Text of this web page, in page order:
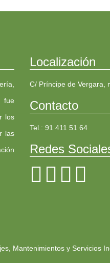
fue
los
las
Localización
C/ Príncipe de Vergara,
Contacto
Tel.: 91 411 51 64
Redes
Mantenimientos y Servicios